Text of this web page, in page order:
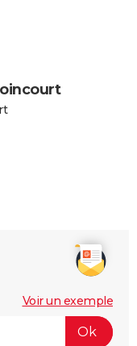
Voir un exemple